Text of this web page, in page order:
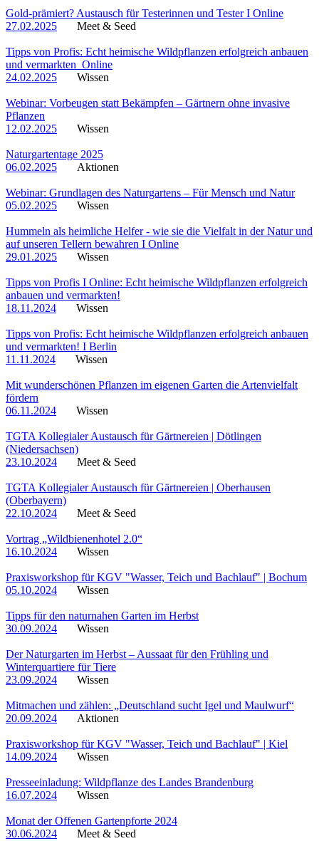
Gold-prämiert? Austausch für Testerinnen und Tester I Online
27.02.2025
Meet & Seed
Tipps von Profis: Echt heimische Wildpflanzen erfolgreich anbauen
und vermarkten_Online
24.02.2025
Wissen
Webinar: Vorbeugen statt Bekämpfen – Gärtnern ohne invasive
Pflanzen
12.02.2025
Wissen
Naturgartentage 2025
06.02.2025
Aktionen
Webinar: Grundlagen des Naturgartens – Für Mensch und Natur
05.02.2025
Wissen
Hummeln als heimliche Helfer - wie sie die Vielfalt in der Natur und
auf unseren Tellern bewahren I Online
29.01.2025
Wissen
Tipps von Profis I Online: Echt heimische Wildpflanzen erfolgreich
anbauen und vermarkten!
18.11.2024
Wissen
Tipps von Profis: Echt heimische Wildpflanzen erfolgreich anbauen
und vermarkten! I Berlin
11.11.2024
Wissen
Mit wunderschönen Pflanzen im eigenen Garten die Artenvielfalt
fördern
06.11.2024
Wissen
TGTA Kollegialer Austausch für Gärtnereien | Dötlingen
(Niedersachsen)
23.10.2024
Meet & Seed
TGTA Kollegialer Austausch für Gärtnereien | Oberhausen
(Oberbayern)
22.10.2024
Meet & Seed
Vortrag „Wildbienenhotel 2.0“
16.10.2024
Wissen
Praxisworkshop für KGV "Wasser, Teich und Bachlauf" | Bochum
05.10.2024
Wissen
Tipps für den naturnahen Garten im Herbst
30.09.2024
Wissen
Der Naturgarten im Herbst – Aussaat für den Frühling und
Winterquartiere für Tiere
23.09.2024
Wissen
Mitmachen und zählen: „Deutschland sucht Igel und Maulwurf“
20.09.2024
Aktionen
Praxisworkshop für KGV "Wasser, Teich und Bachlauf" | Kiel
14.09.2024
Wissen
Presseeinladung: Wildpflanze des Landes Brandenburg
16.07.2024
Wissen
Monat der Offenen Gartenpforte 2024
30.06.2024
Meet & Seed